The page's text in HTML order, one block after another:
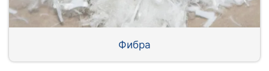
Фибра